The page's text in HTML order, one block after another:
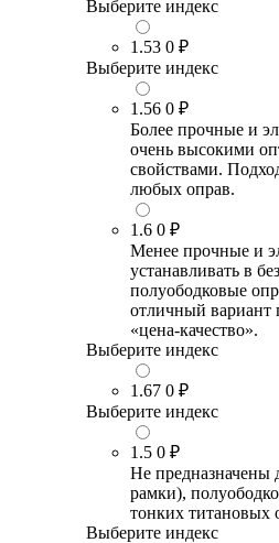
Выберите индекс
1.53 0 ₽
Выберите индекс
1.56 0 ₽
Более прочные и
очень высокими
свойствами.
любых оправ.
1.6 0 ₽
Менее прочные и
устанавливать в
полуободковые
отличный
«цена-качество».
Выберите индекс
1.67 0 ₽
Выберите индекс
1.5 0 ₽
Не предназначены
рамки),
тонких титановых
Выберите индекс